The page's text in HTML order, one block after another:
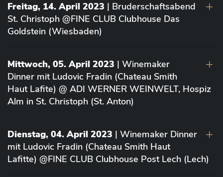
Freitag, 14. April 2023 | Bruderschaftsabend
St. Christoph @FINE CLUB Clubhouse Das
Goldstein (Wiesbaden)
Mittwoch, 05. April 2023 | Winemaker
Dinner mit Ludovic Fradin (Chateau Smith
Haut Lafite) @ ADI WERNER WEINWELT, Hospiz
Alm in St. Christoph (St. Anton)
Dienstag, 04. April 2023 | Winemaker Dinner
mit Ludovic Fradin (Chateau Smith Haut
Lafitte) @FINE CLUB Clubhouse Post Lech (Lech)